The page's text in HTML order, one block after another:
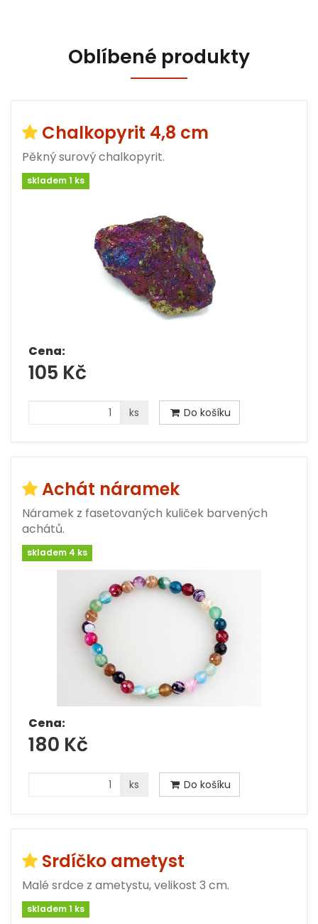
Oblíbené produkty
Chalkopyrit 4,8 cm
Pěkný surový chalkopyrit.
skladem 1 ks
Cena:
105 Kč
ks Do košíku
Achát náramek
Náramek z fasetovaných kuliček barvených
achátů.
skladem 4 ks
Cena:
180 Kč
ks Do košíku
Srdíčko ametyst
Malé srdce z ametystu, velikost 3 cm.
skladem 1 ks